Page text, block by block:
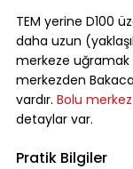
TEM yerine D100
daha uzun
merkeze uğramak
merkezden
vardır. Bolu
detaylar var.
Pratik Bilgiler